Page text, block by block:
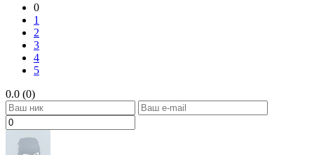
0
1
2
3
4
5
0.0 (0)